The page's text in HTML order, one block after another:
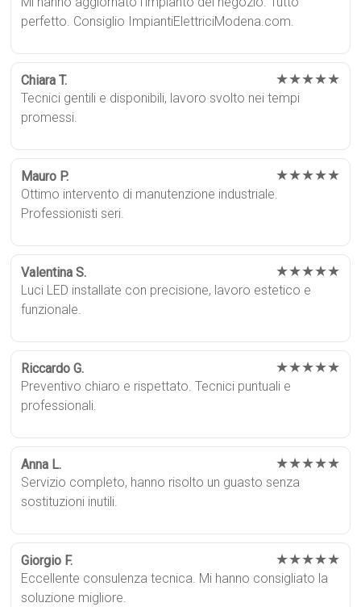
perfetto. Consiglio ImpiantiElettriciModena.com.
Chiara T. ★★★★★
Tecnici gentili e disponibili, lavoro svolto nei tempi
promessi.
Mauro P. ★★★★★
Ottimo intervento di manutenzione industriale.
Professionisti seri.
Valentina S. ★★★★★
Luci LED installate con precisione, lavoro estetico e
funzionale.
Riccardo G. ★★★★★
Preventivo chiaro e rispettato. Tecnici puntuali e
professionali.
Anna L. ★★★★★
Servizio completo, hanno risolto un guasto senza
sostituzioni inutili.
Giorgio F. ★★★★★
Eccellente consulenza tecnica. Mi hanno consigliato la
soluzione migliore.